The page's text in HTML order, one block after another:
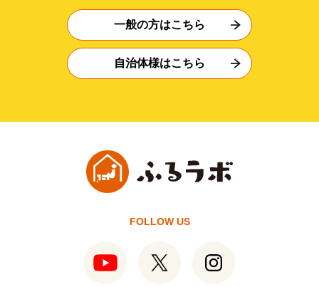
一般の方はこちら
自治体様はこちら
FOLLOW US